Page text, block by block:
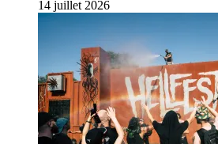
14 juillet 2026